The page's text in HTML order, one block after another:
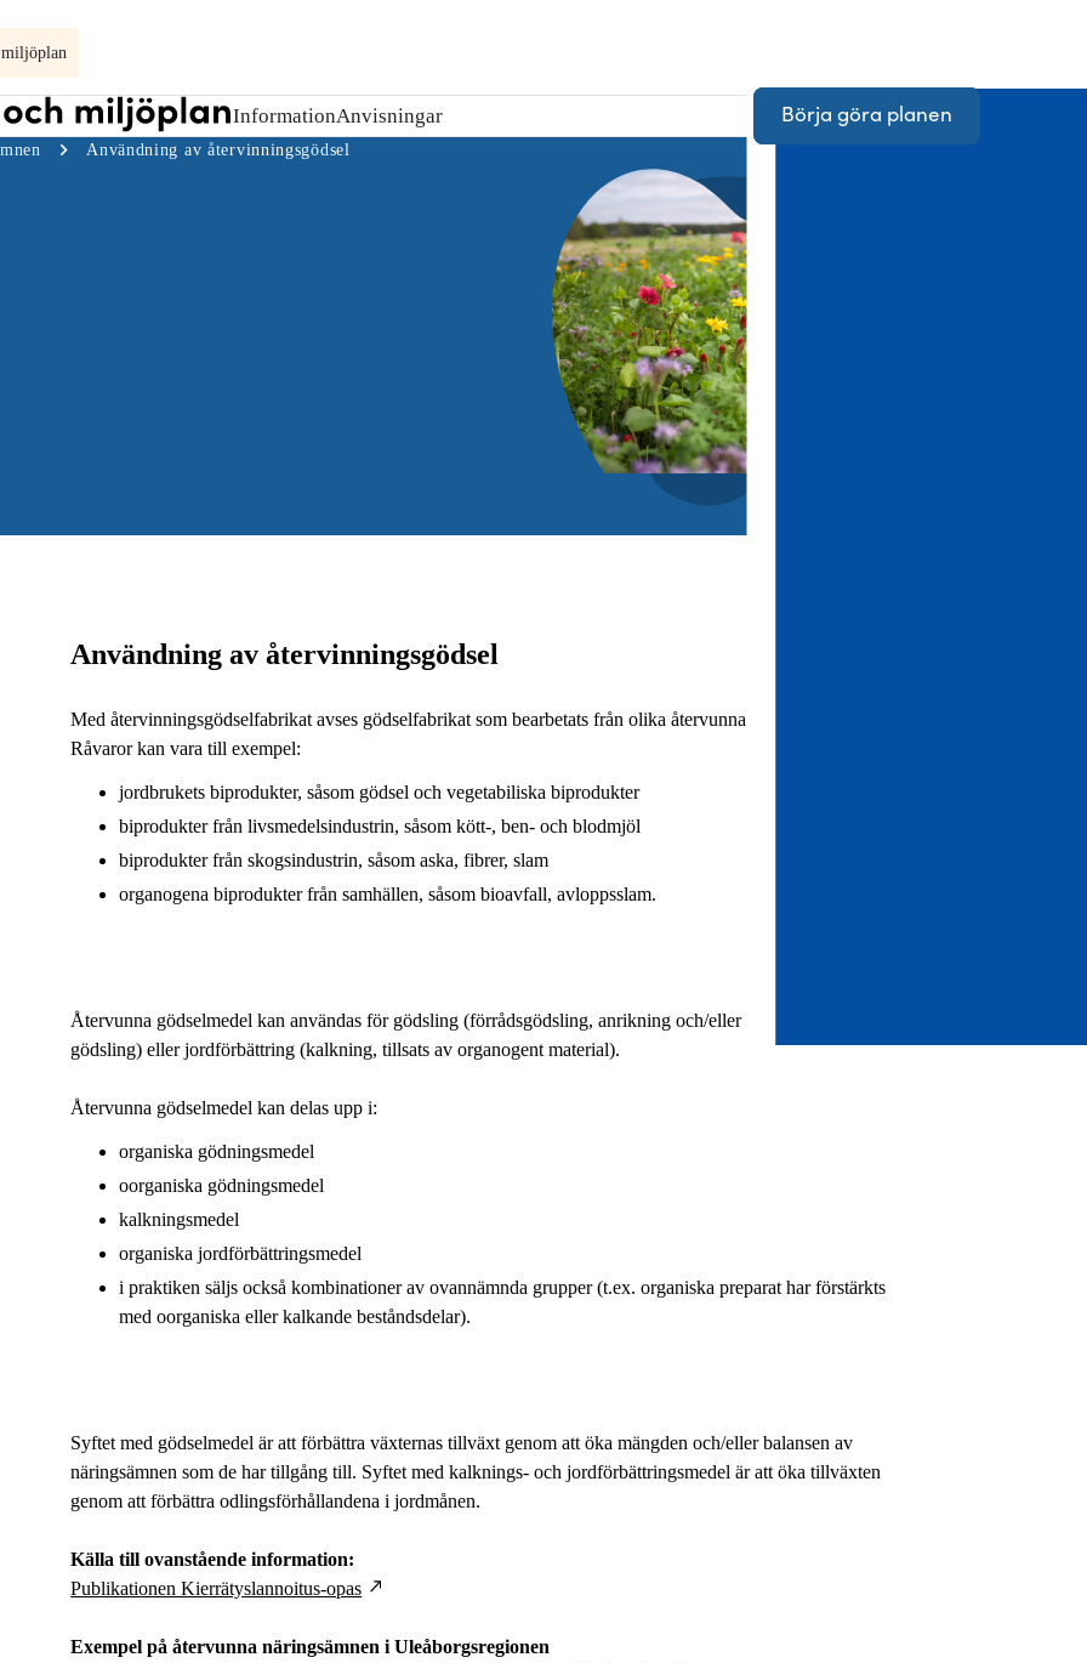
Information Open
child
menu
Anvisningar Börja göra planen
Användning av återvinningsgödsel
Användning av återvinningsgödsel
Med återvinningsgödselfabrikat avses gödselfabrikat som bearbetats från olika återvunna biprodukter.
Råvaror kan vara till exempel:
jordbrukets biprodukter, såsom gödsel och vegetabiliska biprodukter
biprodukter från livsmedelsindustrin, såsom kött-, ben- och blodmjöl
biprodukter från skogsindustrin, såsom aska, fibrer, slam
organogena biprodukter från samhällen, såsom bioavfall, avloppsslam.
Återvunna gödselmedel kan användas för gödsling (förrådsgödsling, anrikning och/eller kompletterande
gödsling) eller jordförbättring (kalkning, tillsats av organogent material).
Återvunna gödselmedel kan delas upp i:
organiska gödningsmedel
oorganiska gödningsmedel
kalkningsmedel
organiska jordförbättringsmedel
i praktiken säljs också kombinationer av ovannämnda grupper (t.ex. organiska preparat har förstärkts
med oorganiska eller kalkande beståndsdelar).
Syftet med gödselmedel är att förbättra växternas tillväxt genom att öka mängden och/eller balansen av
näringsämnen som de har tillgång till. Syftet med kalknings- och jordförbättringsmedel är att öka tillväxten
genom att förbättra odlingsförhållandena i jordmånen.
Källa till ovanstående information:
Publikationen Kierrätyslannoitus-opas
Exempel på återvunna näringsämnen i Uleåborgsregionen